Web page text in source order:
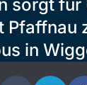
sorgt
Pfaffnau
in